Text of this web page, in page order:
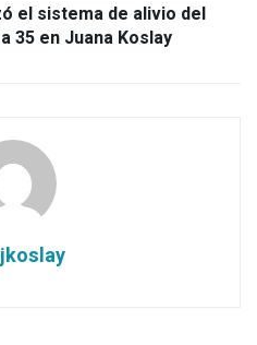
el sistema de alivio del
35 en Juana Koslay